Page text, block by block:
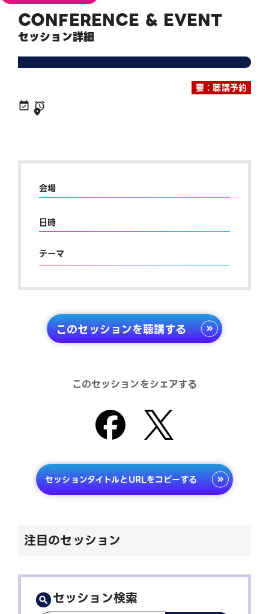
CONFERENCE & EVENT
セッション詳細
要：聴講予約
会場
日時
テーマ
このセッションを聴講する
このセッションをシェアする
セッションタイトルとURLをコピーする
注目のセッション
セッション検索